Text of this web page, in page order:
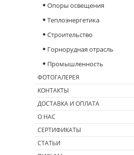
Опоры освещения
Теплоэнергетика
Строительство
Горнорудная отрасль
Промышленность
ФОТОГАЛЕРЕЯ
КОНТАКТЫ
ДОСТАВКА И ОПЛАТА
О НАС
СЕРТИФИКАТЫ
СТАТЬИ